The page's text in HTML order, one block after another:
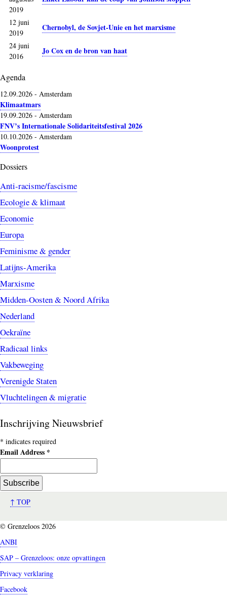
2019
12 juni
2019
Chernobyl, de Sovjet-Unie en het marxisme
24 juni
2016
Jo Cox en de bron van haat
Agenda
12.09.2026 - Amsterdam
Klimaatmars
19.09.2026 - Amsterdam
FNV’s Internationale Solidariteitsfestival 2026
10.10.2026 - Amsterdam
Woonprotest
Dossiers
Anti-racisme/fascisme
Ecologie & klimaat
Economie
Europa
Feminisme & gender
Latijns-Amerika
Marxisme
Midden-Oosten & Noord Afrika
Nederland
Oekraïne
Radicaal links
Vakbeweging
Verenigde Staten
Vluchtelingen & migratie
Inschrijving Nieuwsbrief
* indicates required
Email Address *
↑ TOP
© Grenzeloos 2026
ANBI
SAP – Grenzeloos: onze opvattingen
Privacy verklaring
Facebook